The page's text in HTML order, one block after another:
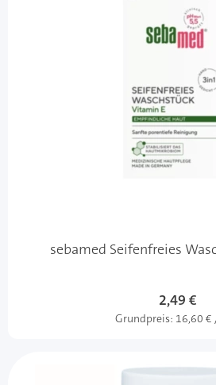
sebamed Seifenfreies
2,49 €
Grundpreis: 16,60 €